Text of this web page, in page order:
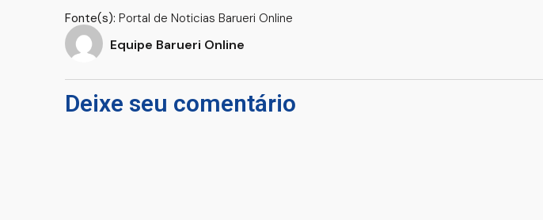
Fonte(s): Portal de Noticias Barueri Online
Equipe Barueri Online
Deixe seu comentário